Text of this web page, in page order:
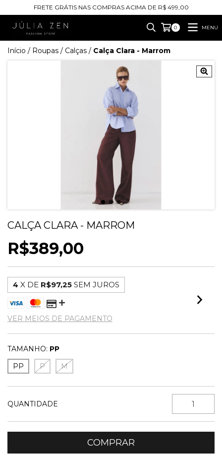
FRETE GRÁTIS NAS COMPRAS ACIMA DE R$ 499,00
0 MENU
Início / Roupas / Calças / Calça Clara - Marrom
CALÇA CLARA - MARROM
R$389,00
4 X DE R$97,25 SEM JUROS
VER MEIOS DE PAGAMENTO
TAMANHO: PP
PP
P M
QUANTIDADE